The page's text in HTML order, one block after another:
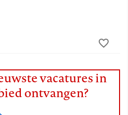
vacatures in
ontvangen?